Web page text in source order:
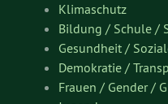
Klimaschutz
Bildung / Schule /
Gesundheit /
Demokratie /
Frauen / Gender /